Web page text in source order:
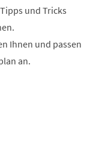
und Tricks
Ihnen und passen
an.